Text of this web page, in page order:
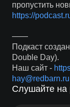
пропустить
https://
——
Подкаст
Double Day).
Наш сайт -
hay@redbarn.ru
Слушайте на